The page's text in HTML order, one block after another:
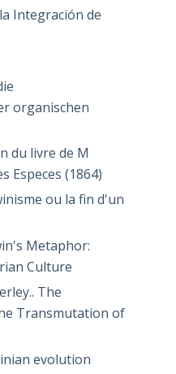
Integración de
organischen
du livre de M
Especes (1864)
ou la fin d'un
Metaphor:
Culture
The
Transmutation of
evolution